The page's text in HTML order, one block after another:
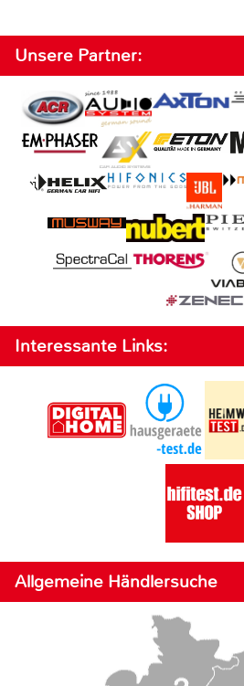
Unsere Partner:
Interessante Links:
Allgemeine Händlersuche